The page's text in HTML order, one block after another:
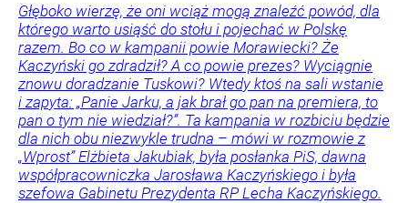
Głęboko wierzę, że oni wciąż mogą znaleźć powód, dla
którego warto usiąść do stołu i pojechać w Polskę
razem. Bo co w kampanii powie Morawiecki? Że
Kaczyński go zdradził? A co powie prezes? Wyciągnie
znowu doradzanie Tuskowi? Wtedy ktoś na sali wstanie
i zapyta: „Panie Jarku, a jak brał go pan na premiera, to
pan o tym nie wiedział?”. Ta kampania w rozbiciu będzie
dla nich obu niezwykle trudna – mówi w rozmowie z
„Wprost” Elżbieta Jakubiak, była posłanka PiS, dawna
współpracowniczka Jarosława Kaczyńskiego i była
szefowa Gabinetu Prezydenta RP Lecha Kaczyńskiego.